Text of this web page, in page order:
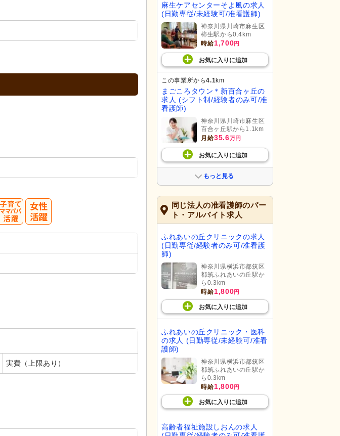
実費（上限あり）
麻生ケアセンターそよ風の求人
(日勤専従/未経験可/准看護師)
神奈川県川崎市麻生区
柿生駅から0.4km
時給1,700円
お気に入り に追加
この事業所から4.1km
まごころタウン＊新百合ヶ丘の
求人 (シフト制/経験者のみ可/准
看護師)
神奈川県川崎市麻生区
百合ヶ丘駅から1.1km
月給35.6万円
お気に入り に追加
もっと見る
同じ法人の准看護師のパー
ト・アルバイト求人
ふれあいの丘クリニックの求人
(日勤専従/経験者のみ可/准看護
師)
神奈川県横浜市都筑区
都筑ふれあいの丘駅か
ら0.3km
時給1,800円
お気に入り に追加
ふれあいの丘クリニック・医科
の求人 (日勤専従/未経験可/准看
護師)
神奈川県横浜市都筑区
都筑ふれあいの丘駅か
ら0.3km
時給1,800円
お気に入り に追加
高齢者福祉施設しおんの求人